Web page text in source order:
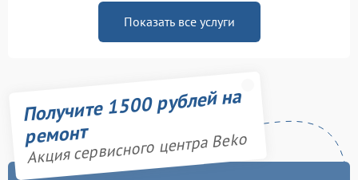
Показать все услуги
Получите 1500 рублей на
ремонт
Акция сервисного центра Beko